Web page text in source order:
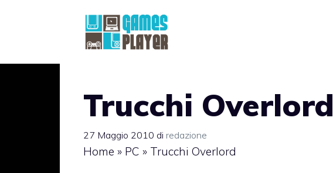
Trucchi Overlord
27 Maggio 2010 di redazione
Home » PC » Trucchi Overlord